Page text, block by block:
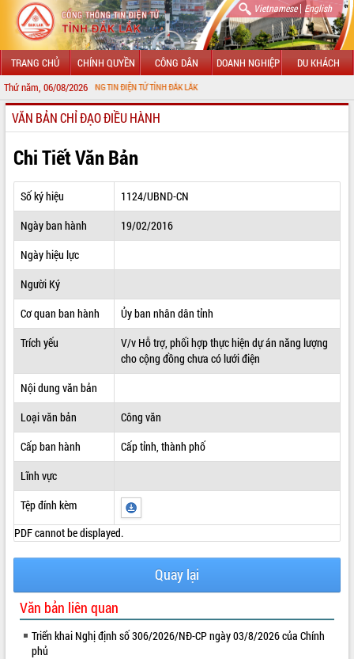
Vietnamese| English
TRANG CHỦ CHÍNH QUYỀN CÔNG DÂN DOANH NGHIỆP DU KHÁCH
Thứ năm, 06/08/2026
CỔNG THÔNG TIN ĐIỆN TỬ TỈNH ĐẮK LẮK
GIỚI THIỆU
LÃNH ĐẠO UBND TỈNH
TIN TỨC SỰ KIỆN
SỞ, BAN, NGÀNH
THÔNG TIN CHỈ ĐẠO ĐIỀU HÀNH
HỆ THỐNG VĂN BẢN
VĂN BẢN HĐND TỈNH
ĐIỂM TIN VĂN BẢN
VĂN BẢN CHỈ ĐẠO ĐIỀU HÀNH
Chi Tiết Văn Bản
Số ký hiệu
1124/UBND-CN
Ngày ban hành
19/02/2016
Ngày hiệu lực
Người Ký
Cơ quan ban hành
Ủy ban nhân dân tỉnh
Trích yếu
V/v Hỗ trợ, phối hợp thực hiện dự án năng lượng
cho cộng đồng chưa có lưới điện
Nội dung văn bản
Loại văn bản
Công văn
Cấp ban hành
Cấp tỉnh, thành phố
Lĩnh vực
Tệp đính kèm
PDF cannot be displayed.
Quay lại
Văn bản liên quan
Triển khai Nghị định số 306/2026/NĐ-CP ngày 03/8/2026 của Chính
phủ